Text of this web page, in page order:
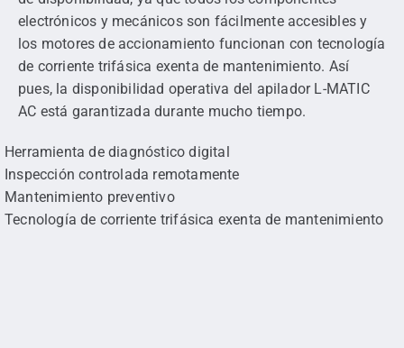
electrónicos y mecánicos son fácilmente accesibles y
los motores de accionamiento funcionan con tecnología
de corriente trifásica exenta de mantenimiento. Así
pues, la disponibilidad operativa del apilador L-MATIC
AC está garantizada durante mucho tiempo.
Herramienta de diagnóstico digital
Inspección controlada remotamente
Mantenimiento preventivo
Tecnología de corriente trifásica exenta de mantenimiento